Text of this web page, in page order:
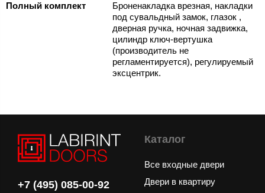
Полный комплект
Броненакладка врезная, накладки
под сувальдный замок, глазок ,
дверная ручка, ночная задвижка,
цилиндр ключ-вертушка
(производитель не
регламентируется), регулируемый
эксцентрик.
+7 (495) 085-00-92
Каталог
Все входные двери
Двери в квартиру